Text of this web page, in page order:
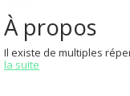
À propos
Il existe de multiples
la suite